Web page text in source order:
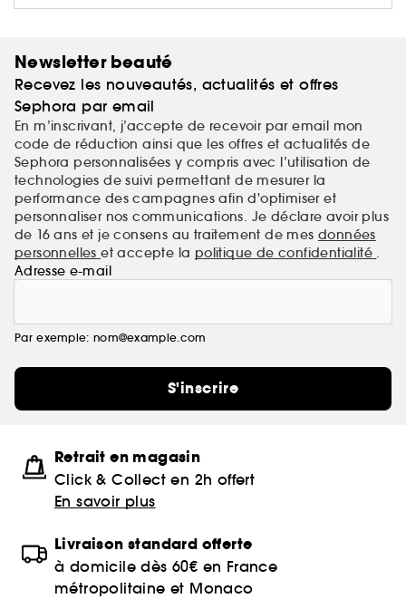
Newsletter beauté
Recevez les nouveautés, actualités et offres
Sephora par email
En m’inscrivant, j’accepte de recevoir par email mon
code de réduction ainsi que les offres et actualités de
Sephora personnalisées y compris avec l’utilisation de
technologies de suivi permettant de mesurer la
performance des campagnes afin d'optimiser et
personnaliser nos communications. Je déclare avoir plus
de 16 ans et je consens au traitement de mes données
personnelleset accepte la politique de confidentialité .
Adresse e-mail
Par exemple: nom@example.com
S'inscrire
Retrait en magasin
Click & Collect en 2h offert
En savoir plus
Livraison standard offerte
à domicile dès 60€ en France
métropolitaine et Monaco